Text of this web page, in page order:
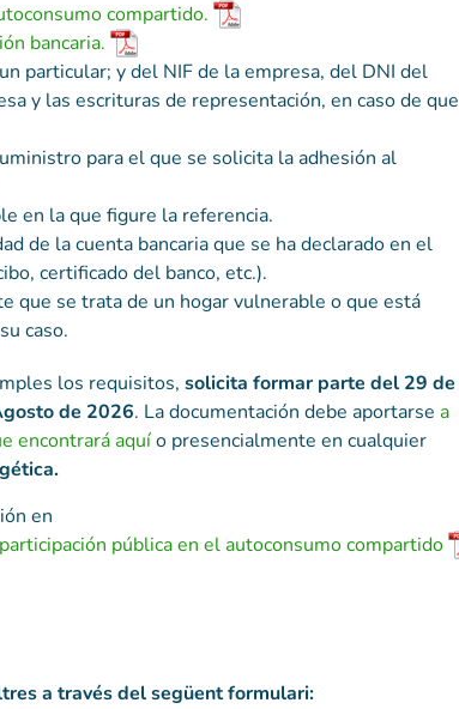
compartido.
bancaria.
particular; y del NIF de la empresa, del DNI del
y las escrituras de representación, en caso de que
para el que se solicita la adhesión al
en la que figure la referencia.
de la cuenta bancaria que se ha declarado en el
certificado del banco, etc.).
que se trata de un hogar vulnerable o que está
caso.
los requisitos, solicita formar parte del 29 de
de 2026. La documentación debe aportarse a
encontrará aquío presencialmente en cualquier
en
pública en el autoconsumo compartido
a través del següent formulari: